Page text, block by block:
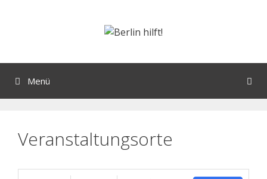
Menü
Veranstaltungsorte